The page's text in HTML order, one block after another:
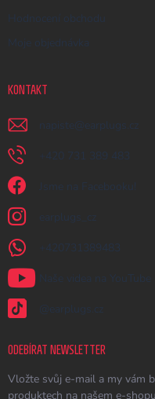
Hodnocení obchodu
Moje objednávka
KONTAKT
napiste @ earplugs.cz
+420 731 389 483
Jsme na Facebooku!
earplugs_cz
+420731389483
Naše videa na YouTube
@earplugs.cz
ODEBÍRAT NEWSLETTER
Vložte svůj e-mail a my vám
produktech na našem e-